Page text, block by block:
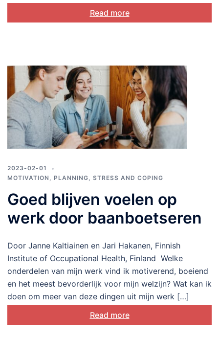
Read more
2023-02-01
MOTIVATION , PLANNING, STRESS AND COPING
Goed blijven voelen op
werk door baanboetseren
Door Janne Kaltiainen en Jari Hakanen, Finnish
Institute of Occupational Health, Finland Welke
onderdelen van mijn werk vind ik motiverend, boeiend
en het meest bevorderlijk voor mijn welzijn? Wat kan ik
doen om meer van deze dingen uit mijn werk […]
Read more